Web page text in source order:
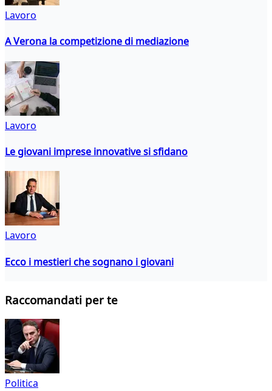
Lavoro
A Verona la competizione di mediazione
Lavoro
Le giovani imprese innovative si sfidano
Lavoro
Ecco i mestieri che sognano i giovani
Raccomandati per te
Politica